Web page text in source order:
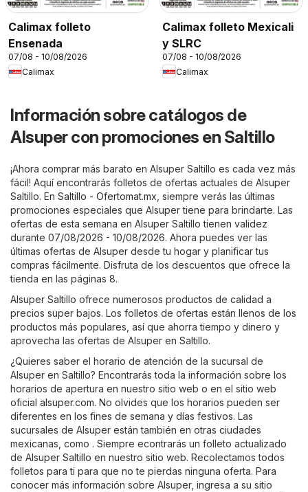
Calimax folleto
Ensenada
07/08 - 10/08/2026
Calimax
Calimax folleto Mexicali
y SLRC
07/08 - 10/08/2026
Calimax
Información sobre catálogos de
Alsuper con promociones en Saltillo
¡Ahora comprar más barato en Alsuper Saltillo es cada vez más
fácil! Aquí encontrarás folletos de ofertas actuales de Alsuper
Saltillo. En Saltillo - Ofertomat.mx, siempre verás las últimas
promociones especiales que Alsuper tiene para brindarte. Las
ofertas de esta semana en Alsuper Saltillo tienen validez
durante 07/08/2026 - 10/08/2026. Ahora puedes ver las
últimas ofertas de Alsuper desde tu hogar y planificar tus
compras fácilmente. Disfruta de los descuentos que ofrece la
tienda en las páginas 8.
Alsuper Saltillo ofrece numerosos productos de calidad a
precios super bajos. Los folletos de ofertas están llenos de los
productos más populares, así que ahorra tiempo y dinero y
aprovecha las ofertas de Alsuper en Saltillo.
¿Quieres saber el horario de atención de la sucursal de
Alsuper en Saltillo? Encontrarás toda la información sobre los
horarios de apertura en nuestro sitio web o en el sitio web
oficial alsuper.com. No olvides que los horarios pueden ser
diferentes en los fines de semana y días festivos. Las
sucursales de Alsuper están también en otras ciudades
mexicanas, como . Siempre econtrarás un folleto actualizado
de Alsuper Saltillo en nuestro sitio web. Recolectamos todos
folletos para ti para que no te pierdas ninguna oferta. Para
conocer más información sobre Alsuper, ingresa a su sitio